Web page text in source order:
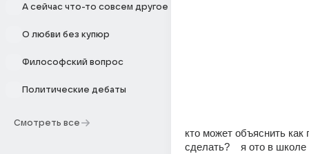
А сейчас что-то совсем другое
О любви без купюр
Философский вопрос
Политические дебаты
Смотреть все
кто может объяснить как
сделать?    я ото в